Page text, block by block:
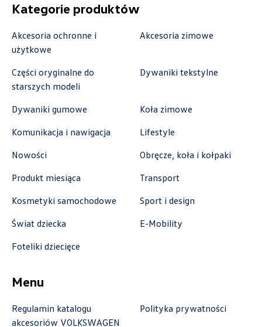
Auto-Gazda
ul. Warszawska 360, Bielsko-Biała
marcin.fujawa@vw.auto-gazda.pl
Auto-Gazda
+48 326 614 000
anna.holyst@skoda.auto-gazda.pl
+48 413 350 222
Kategorie produktów
Akcesoria ochronne i
użytkowe
Akcesoria zimowe
Części oryginalne do
starszych modeli
Dywaniki tekstylne
Dywaniki gumowe
Koła zimowe
Komunikacja i nawigacja
Lifestyle
Nowości
Obręcze, koła i kołpaki
Produkt miesiąca
Transport
Kosmetyki samochodowe
Sport i design
Świat dziecka
E-Mobility
Foteliki dziecięce
Menu
Regulamin katalogu
akcesoriów VOLKSWAGEN
Polityka prywatności